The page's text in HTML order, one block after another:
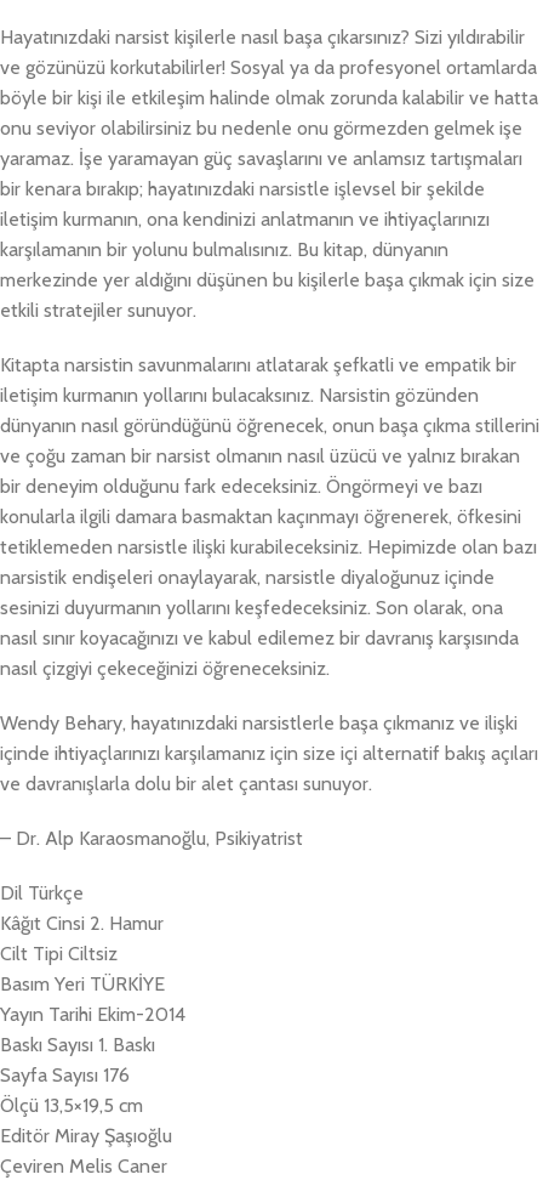
Hayatınızdaki narsist kişilerle nasıl başa çıkarsınız? Sizi yıldırabilir
ve gözünüzü korkutabilirler! Sosyal ya da profesyonel ortamlarda
böyle bir kişi ile etkileşim halinde olmak zorunda kalabilir ve hatta
onu seviyor olabilirsiniz bu nedenle onu görmezden gelmek işe
yaramaz. İşe yaramayan güç savaşlarını ve anlamsız tartışmaları
bir kenara bırakıp; hayatınızdaki narsistle işlevsel bir şekilde
iletişim kurmanın, ona kendinizi anlatmanın ve ihtiyaçlarınızı
karşılamanın bir yolunu bulmalısınız. Bu kitap, dünyanın
merkezinde yer aldığını düşünen bu kişilerle başa çıkmak için size
etkili stratejiler sunuyor.
Kitapta narsistin savunmalarını atlatarak şefkatli ve empatik bir
iletişim kurmanın yollarını bulacaksınız. Narsistin gözünden
dünyanın nasıl göründüğünü öğrenecek, onun başa çıkma stillerini
ve çoğu zaman bir narsist olmanın nasıl üzücü ve yalnız bırakan
bir deneyim olduğunu fark edeceksiniz. Öngörmeyi ve bazı
konularla ilgili damara basmaktan kaçınmayı öğrenerek, öfkesini
tetiklemeden narsistle ilişki kurabileceksiniz. Hepimizde olan bazı
narsistik endişeleri onaylayarak, narsistle diyaloğunuz içinde
sesinizi duyurmanın yollarını keşfedeceksiniz. Son olarak, ona
nasıl sınır koyacağınızı ve kabul edilemez bir davranış karşısında
nasıl çizgiyi çekeceğinizi öğreneceksiniz.
Wendy Behary, hayatınızdaki narsistlerle başa çıkmanız ve ilişki
içinde ihtiyaçlarınızı karşılamanız için size içi alternatif bakış açıları
ve davranışlarla dolu bir alet çantası sunuyor.
– Dr. Alp Karaosmanoğlu, Psikiyatrist
Dil Türkçe
Kâğıt Cinsi 2. Hamur
Cilt Tipi Ciltsiz
Basım Yeri TÜRKİYE
Yayın Tarihi Ekim-2014
Baskı Sayısı 1. Baskı
Sayfa Sayısı 176
Ölçü 13,5×19,5 cm
Editör Miray Şaşıoğlu
Çeviren Melis Caner